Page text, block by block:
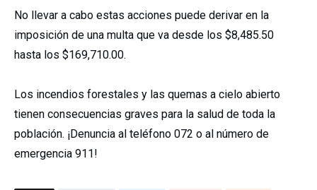
No llevar a cabo estas acciones puede derivar en la
imposición de una multa que va desde los $8,485.50
hasta los $169,710.00.
Los incendios forestales y las quemas a cielo abierto
tienen consecuencias graves para la salud de toda la
población. ¡Denuncia al teléfono 072 o al número de
emergencia 911!